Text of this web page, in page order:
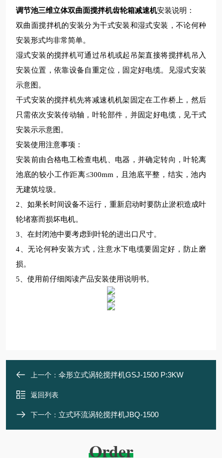
调节池三维立体双曲面搅拌机齿轮箱减速机安装说明：
双曲面搅拌机的安装分为干式安装和湿式安装，不论何种
安装形式均非常简单。
湿式安装的搅拌机可通过吊机或起吊架直接将搅拌机吊入
安装位置，依靠设备自重定位，固定好电缆。见湿式安装
示意图。
干式安装的搅拌机先将减速机机架固定在工作桥上，然后
只需依次安装传动轴，叶轮部件，并固定好电缆，见干式
安装示示意图。
安装使用注意事项：
安装前由合格电工检查电机、电器，并确定转向，叶轮离
池底的较小工作距离≤300mm ，且池底平整，结实，池内
无建筑垃圾。
2 、如果长时间设备不运行，重新启动时要防止淤积造成叶
轮堵塞而损坏电机。
3 、在封闭池中要考虑到叶轮的进出口尺寸。
4 、无论何种安装方式，注意水下电缆要固定好，防止磨
损。
5 、使用前仔细阅读产品安装使用说明书。
上一个： 伞形立式涡轮搅拌机GSJ-1500 P:3KW
返回列表
下一个： 立式环流涡轮搅拌机JBQ-1500
Order